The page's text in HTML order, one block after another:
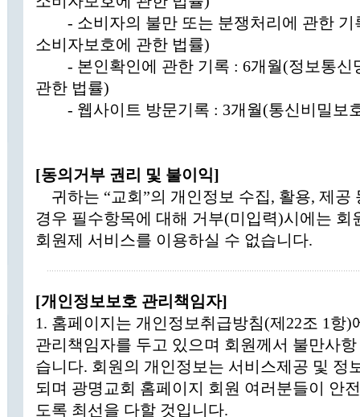
- 소비자의 불만 또는 분쟁처리에 관한 기
소비자보호에 관한 법률)
- 본인확인에 관한 기록 : 6개월(정보통신
관한 법률)
- 웹사이트 방문기록 : 3개월(통신비밀보
[동의거부 권리 및 불이익]
귀하는 “교회”의 개인정보 수집, 활용, 제공
경우 필수항목에 대해 거부(미입력)시에는 회
회원제 서비스를 이용하실 수 없습니다.
[개인정보보호 관리책임자]
1. 홈페이지는 개인정보취급방침(제22조 1항
관리책임자를 두고 있으며 회원께서 불만사
습니다. 회원의 개인정보는 서비스제공 및 정
되며 광명교회 홈페이지 회원 여러분들이 안
도록 최선을 다할 것입니다.